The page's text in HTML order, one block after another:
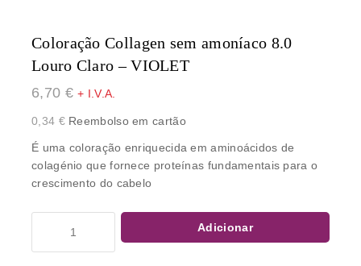
Coloração Collagen sem amoníaco 8.0
Louro Claro – VIOLET
6,70 € + I.V.A.
0,34 €Reembolso em cartão
É uma coloração enriquecida em aminoácidos de
colagénio que fornece proteínas fundamentais para o
crescimento do cabelo
Adicionar